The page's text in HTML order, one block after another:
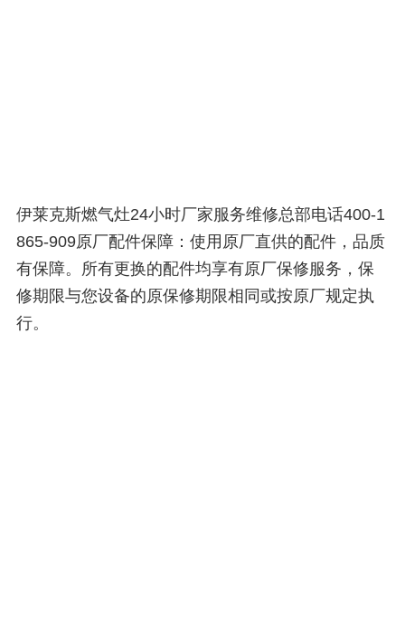
伊莱克斯燃气灶24小时厂家服务维修总部电话400-1
865-909原厂配件保障：使用原厂直供的配件，品质
有保障。所有更换的配件均享有原厂保修服务，保
修期限与您设备的原保修期限相同或按原厂规定执
行。